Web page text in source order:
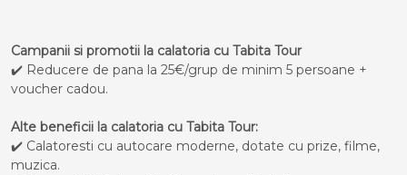
Campanii si promotii la calatoria cu Tabita Tour
✔️ Reducere de pana la 25€/grup de minim 5 persoane +
voucher cadou.
Alte beneficii la calatoria cu Tabita Tour:
✔️ Calatoresti cu autocare moderne, dotate cu prize, filme,
muzica.